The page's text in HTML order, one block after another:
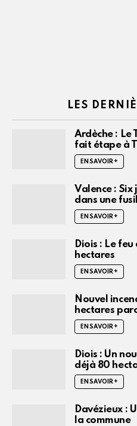
LES
Ardèche : Le
fait étape à
EN SAVOIR +
Valence : Six
dans une
EN SAVOIR +
Diois : Le
hectares
EN SAVOIR +
Nouvel
hectares
EN SAVOIR +
Diois : Un
déjà 80
EN SAVOIR +
Davézieux :
la commune